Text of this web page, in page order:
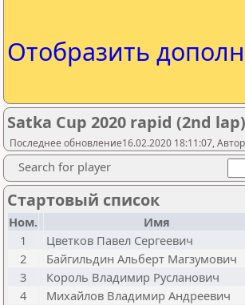
Отобразить
Satka Cup 2020 rapid (2nd lap)
Последнее обновление16.02.2020 18:11:07,
Search for player
Стартовый список
Ном. Имя
1
Цветков Павел Сергеевич
2
Байгильдин Альберт Магзумович
3
Король Владимир Русланович
4
Михайлов Владимир Андреевич